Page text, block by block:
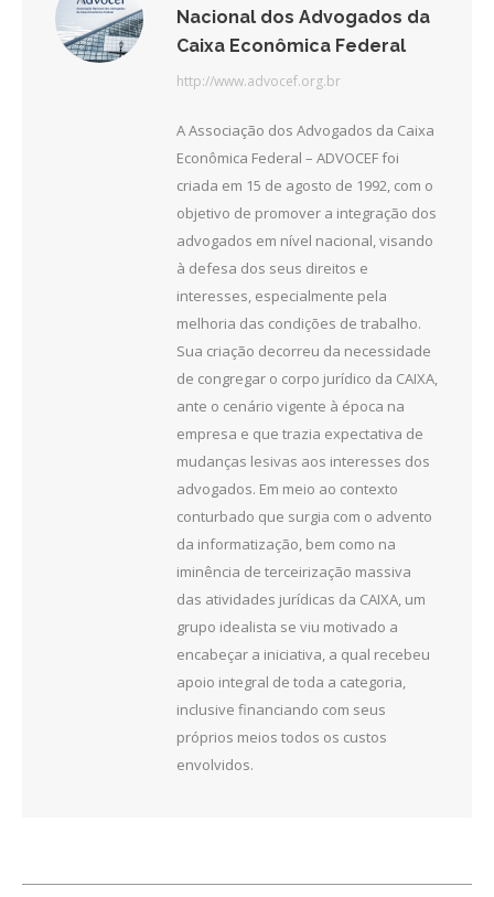
Nacional dos Advogados da
Caixa Econômica Federal
http://www.advocef.org.br
A Associação dos Advogados da Caixa
Econômica Federal – ADVOCEF foi
criada em 15 de agosto de 1992, com o
objetivo de promover a integração dos
advogados em nível nacional, visando
à defesa dos seus direitos e
interesses, especialmente pela
melhoria das condições de trabalho.
Sua criação decorreu da necessidade
de congregar o corpo jurídico da CAIXA,
ante o cenário vigente à época na
empresa e que trazia expectativa de
mudanças lesivas aos interesses dos
advogados. Em meio ao contexto
conturbado que surgia com o advento
da informatização, bem como na
iminência de terceirização massiva
das atividades jurídicas da CAIXA, um
grupo idealista se viu motivado a
encabeçar a iniciativa, a qual recebeu
apoio integral de toda a categoria,
inclusive financiando com seus
próprios meios todos os custos
envolvidos.